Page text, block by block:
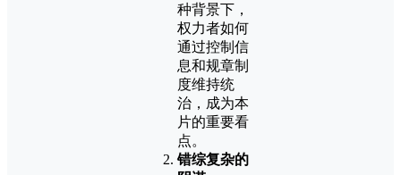
种背景下，
权力者如何
通过控制信
息和规章制
度维持统
治，成为本
片的重要看
点。
错综复杂的